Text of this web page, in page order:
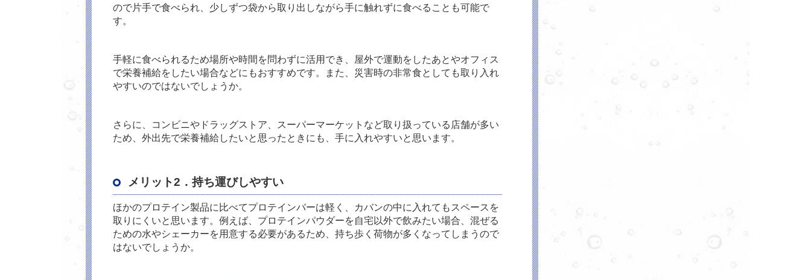
ので片手で食べられ、少しずつ袋から取り出しながら手に触れずに食べることも可能で
す。
手軽に食べられるため場所や時間を問わずに活用でき、屋外で運動をしたあとやオフィス
で栄養補給をしたい場合などにもおすすめです。また、災害時の非常食としても取り入れ
やすいのではないでしょうか。
さらに、コンビニやドラッグストア、スーパーマーケットなど取り扱っている店舗が多い
ため、外出先で栄養補給したいと思ったときにも、手に入れやすいと思います。
メリット2 ．持ち運びしやすい
ほかのプロテイン製品に比べてプロテインバーは軽く、カバンの中に入れてもスペースを
取りにくいと思います。例えば、プロテインパウダーを自宅以外で飲みたい場合、混ぜる
ための水やシェーカーを用意する必要があるため、持ち歩く荷物が多くなってしまうので
はないでしょうか。